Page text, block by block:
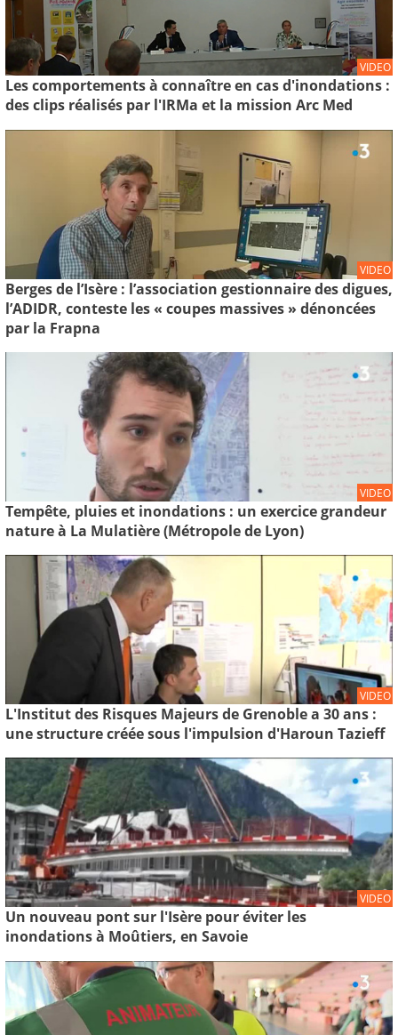
VIDEO
Les comportements à connaître en cas d'inondations :
des clips réalisés par l'IRMa et la mission Arc Med
VIDEO
Berges de l’Isère : l’association gestionnaire des digues,
l’ADIDR, conteste les « coupes massives » dénoncées
par la Frapna
VIDEO
Tempête, pluies et inondations : un exercice grandeur
nature à La Mulatière (Métropole de Lyon)
VIDEO
L'Institut des Risques Majeurs de Grenoble a 30 ans :
une structure créée sous l'impulsion d'Haroun Tazieff
VIDEO
Un nouveau pont sur l'Isère pour éviter les
inondations à Moûtiers, en Savoie